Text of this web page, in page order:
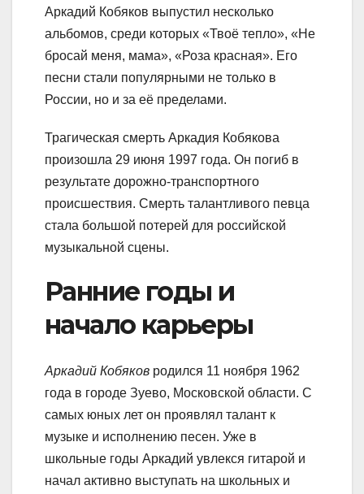
Аркадий Кобяков выпустил несколько
альбомов, среди которых «Твоё тепло», «Не
бросай меня, мама», «Роза красная». Его
песни стали популярными не только в
России, но и за её пределами.
Трагическая смерть Аркадия Кобякова
произошла 29 июня 1997 года. Он погиб в
результате дорожно-транспортного
происшествия. Смерть талантливого певца
стала большой потерей для российской
музыкальной сцены.
Ранние годы и
начало карьеры
Аркадий Кобяков родился 11 ноября 1962
года в городе Зуево, Московской области. С
самых юных лет он проявлял талант к
музыке и исполнению песен. Уже в
школьные годы Аркадий увлекся гитарой и
начал активно выступать на школьных и